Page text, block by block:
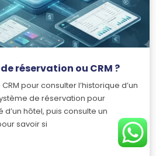
réservation ou CRM ?
pour consulter l’historique d’un
de réservation pour
hôtel, puis consulte un
savoir si